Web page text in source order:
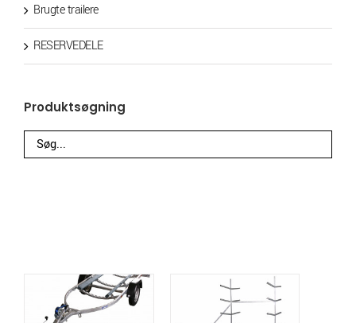
Brugte trailere
RESERVEDELE
Produktsøgning